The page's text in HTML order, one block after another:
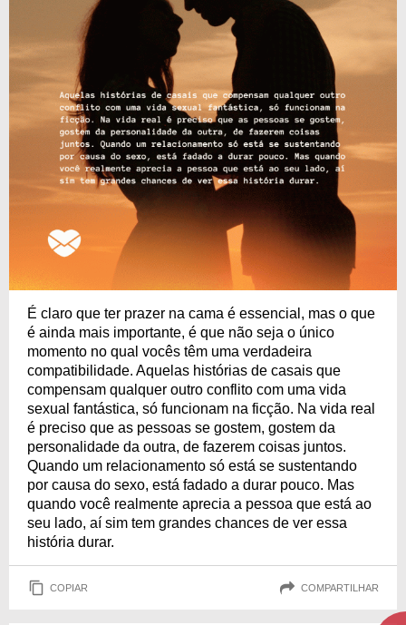
É claro que ter prazer na cama é essencial, mas o que
é ainda mais importante, é que não seja o único
momento no qual vocês têm uma verdadeira
compatibilidade. Aquelas histórias de casais que
compensam qualquer outro conflito com uma vida
sexual fantástica, só funcionam na ficção. Na vida real
é preciso que as pessoas se gostem, gostem da
personalidade da outra, de fazerem coisas juntos.
Quando um relacionamento só está se sustentando
por causa do sexo, está fadado a durar pouco. Mas
quando você realmente aprecia a pessoa que está ao
seu lado, aí sim tem grandes chances de ver essa
história durar.
COPIAR COMPARTILHAR